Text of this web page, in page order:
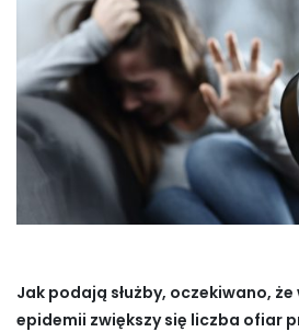
Jak podają służby, oczekiwano,
epidemii zwiększy się liczba ofiar